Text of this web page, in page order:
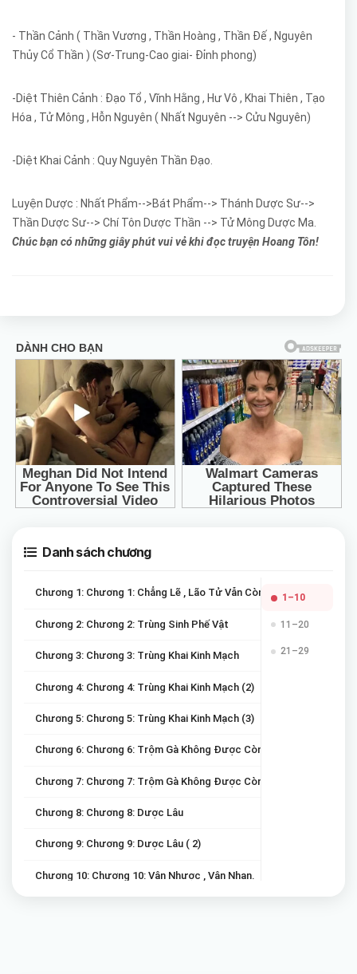
- Thần Cảnh ( Thần Vương , Thần Hoàng , Thần Đế , Nguyên
Thủy Cổ Thần ) (Sơ-Trung-Cao giai- Đỉnh phong)
-Diệt Thiên Cảnh : Đạo Tổ , Vĩnh Hằng , Hư Vô , Khai Thiên , Tạo
Hóa , Tử Mông , Hỗn Nguyên ( Nhất Nguyên --> Cửu Nguyên)
-Diệt Khai Cảnh : Quy Nguyên Thần Đạo.
Luyện Dược : Nhất Phẩm-->Bát Phẩm--> Thánh Dược Sư-->
Thần Dược Sư--> Chí Tôn Dược Thần --> Tử Mông Dược Ma.
Chúc bạn có những giây phút vui vẻ khi đọc truyện Hoang Tôn!
Danh sách chương
Chương 1: Chương 1: Chẳng Lẽ , Lão Tử Vẫn Còn Sống Sao ?
Chương 2: Chương 2: Trùng Sinh Phế Vật
Chương 3: Chương 3: Trùng Khai Kinh Mạch
Chương 4: Chương 4: Trùng Khai Kinh Mạch (2)
Chương 5: Chương 5: Trùng Khai Kinh Mạch (3)
Chương 6: Chương 6: Trộm Gà Không Được Còn Mất Nắm Thóc !!
Chương 7: Chương 7: Trộm Gà Không Được Còn Mất Nắm Thóc !!
Chương 8: Chương 8: Dược Lâu
Chương 9: Chương 9: Dược Lâu ( 2)
Chương 10: Chương 10: Vân Nhược , Vân Nhan.
1–10
11–20
21–29